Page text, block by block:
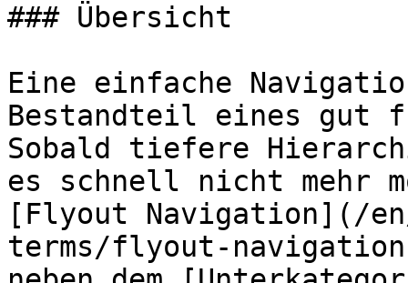
### Übersicht
Eine einfache
Bestandteil eines gut
Sobald tiefere
es schnell nicht mehr
[Flyout Navigation](/
terms/flyout-